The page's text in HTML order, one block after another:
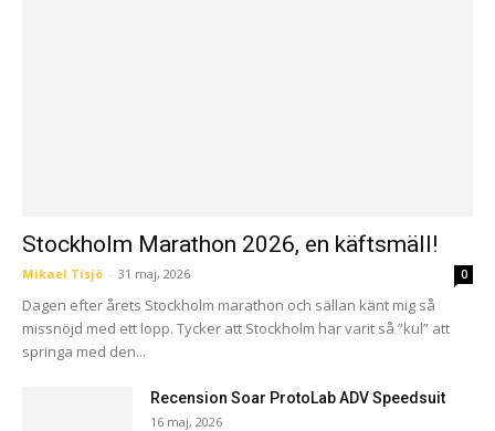
Stockholm Marathon 2026, en käftsmäll!
Mikael Tisjö - 31 maj, 2026 0
Dagen efter årets Stockholm marathon och sällan känt mig så
missnöjd med ett lopp. Tycker att Stockholm har varit så ”kul” att
springa med den...
Recension Soar ProtoLab ADV Speedsuit
16 maj, 2026